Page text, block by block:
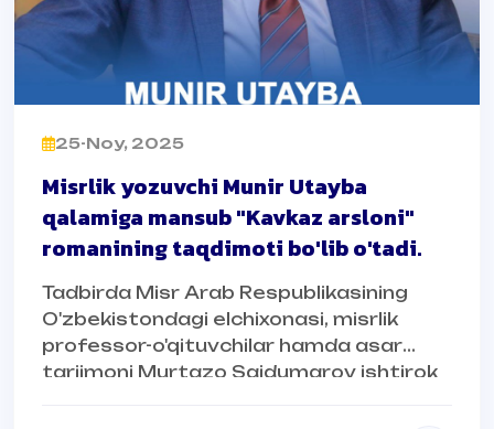
25-Noy, 2025
Misrlik yozuvchi Munir Utayba
qalamiga mansub "Kavkaz arsloni"
romanining taqdimoti bo'lib o'tadi.
Tadbirda Misr Arab Respublikasining
O'zbekistondagi elchixonasi, misrlik
professor-o'qituvchilar hamda asar
tarjimoni Murtazo Saidumarov ishtirok